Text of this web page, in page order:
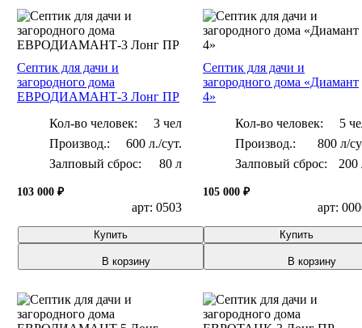
Септик для дачи и
загородного дома
ЕВРОДИАМАНТ-3 Лонг ПР
Кол-во человек:
3 чел
600 л./сут.
Залповый сброс:
80 л
103 000 ₽
арт: 0503
Купить
В корзину
Септик для дачи и
загородного дома «Диамант
4»
Кол-во человек:
5
800 л/
Залповый сброс:
200
105 000 ₽
арт:
Купить
В корзину